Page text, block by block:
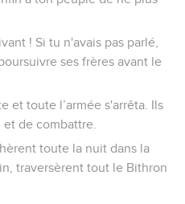
! Si tu n'avais pas parlé,
ses frères avant le
et toute l’armée s'arrêta. Ils
de combattre.
toute la nuit dans la
traversèrent tout le Bithron